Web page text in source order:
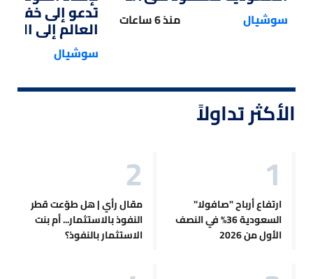
سوشيال منذ 6 ساعات تدعو إلى
العالم إلى
سوشيال
الأكثر تداولاً
ارتفاع أرباح "صافولا"
السعودية 36% في النصف
الأول من 2026
مقال رأي | هل طوّعت قطر
النفوذ بالاستثمار... أم بنت
الاستثمار بالنفوذ؟